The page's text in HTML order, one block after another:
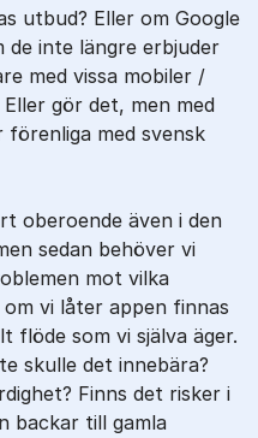
utbud? Eller om Google
de inte längre erbjuder
med vissa mobiler /
gör det, men med
med svensk
oberoende även i den
sedan behöver vi
mot vilka
vi låter appen finnas
flöde som vi själva äger.
skulle det innebära?
Finns det risker i
backar till gamla